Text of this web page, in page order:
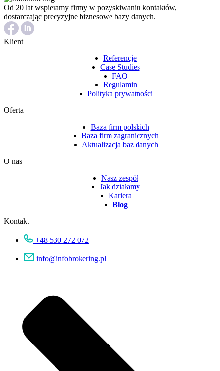
Od 20 lat wspieramy firmy w pozyskiwaniu kontaktów,
dostarczając precyzyjne biznesowe bazy danych.
Klient
Referencje
Case Studies
FAQ
Regulamin
Polityka prywatności
Oferta
Baza firm polskich
Baza firm zagranicznych
Aktualizacja baz danych
O nas
Nasz zespół
Jak działamy
Kariera
Blog
Kontakt
+48 530 272 072
info@infobrokering.pl